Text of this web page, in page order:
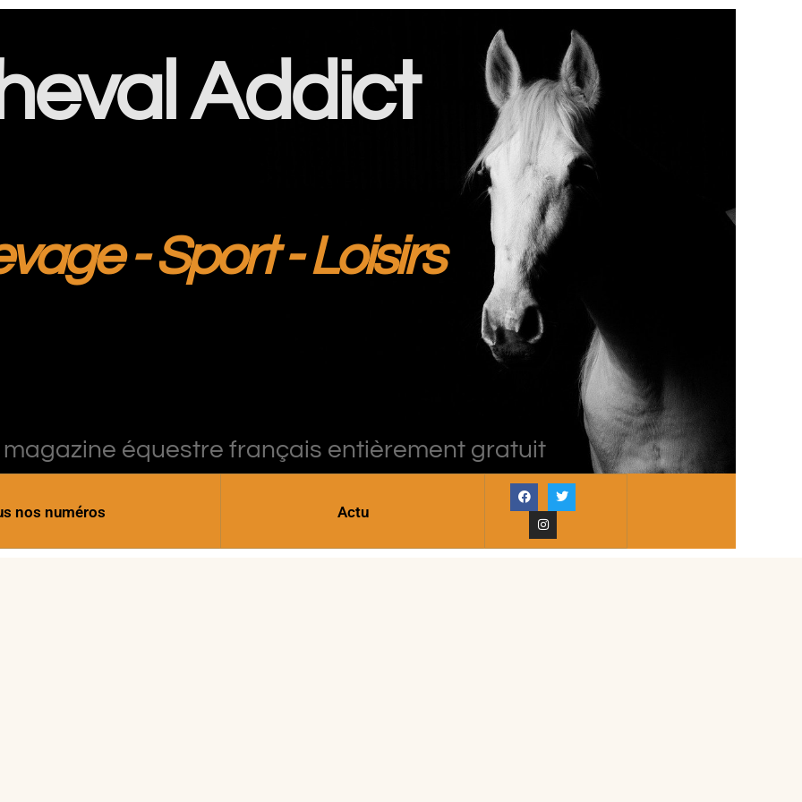
Addict
- Sport - Loisirs
équestre français entièrement gratuit
nos numéros Actu